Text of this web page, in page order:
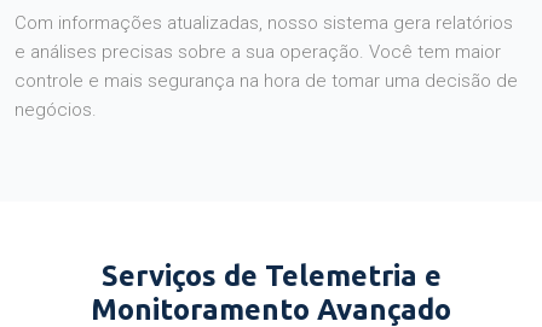
Com informações atualizadas, nosso sistema gera relatórios
e análises precisas sobre a sua operação. Você tem maior
controle e mais segurança na hora de tomar uma decisão de
negócios.
Serviços de Telemetria e
Monitoramento Avançado